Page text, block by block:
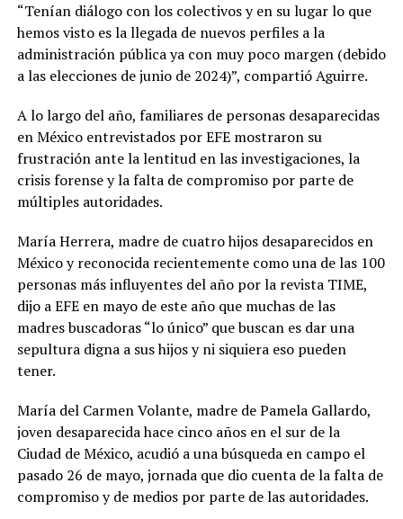
“Tenían diálogo con los colectivos y en su lugar lo que
hemos visto es la llegada de nuevos perfiles a la
administración pública ya con muy poco margen (debido
a las elecciones de junio de 2024)”, compartió Aguirre.
A lo largo del año, familiares de personas desaparecidas
en México entrevistados por EFE mostraron su
frustración ante la lentitud en las investigaciones, la
crisis forense y la falta de compromiso por parte de
múltiples autoridades.
María Herrera, madre de cuatro hijos desaparecidos en
México y reconocida recientemente como una de las 100
personas más influyentes del año por la revista TIME,
dijo a EFE en mayo de este año que muchas de las
madres buscadoras “lo único” que buscan es dar una
sepultura digna a sus hijos y ni siquiera eso pueden
tener.
María del Carmen Volante, madre de Pamela Gallardo,
joven desaparecida hace cinco años en el sur de la
Ciudad de México, acudió a una búsqueda en campo el
pasado 26 de mayo, jornada que dio cuenta de la falta de
compromiso y de medios por parte de las autoridades.